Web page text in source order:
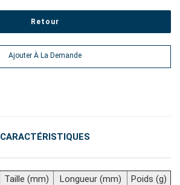
Retour
Ajouter À La Demande
CARACTÉRISTIQUES
Taille (mm) Longueur (mm)
Poids (g)